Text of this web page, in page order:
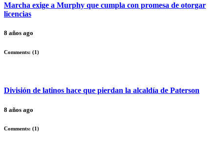
Marcha exige a Murphy que cumpla con promesa de otorgar
licencias
8 años ago
Comments: (1)
División de latinos hace que pierdan la alcaldía de Paterson
8 años ago
Comments: (1)